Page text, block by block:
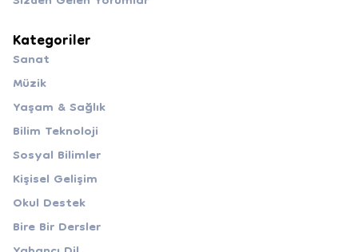
Kategoriler
Sanat
Müzik
Yaşam & Sağlık
Bilim Teknoloji
Sosyal Bilimler
Kişisel Gelişim
Okul Destek
Bire Bir Dersler